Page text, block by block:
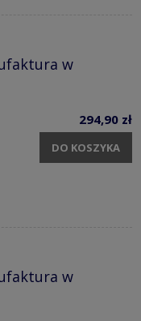
w
294,90 zł
DO KOSZYKA
w